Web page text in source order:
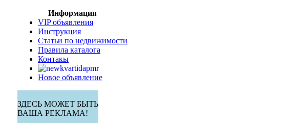
Информация
VIP объявления
Инструкция
Статьи по недвижимости
Правила каталога
Контакы
Новое объявление
ЗДЕСЬ МОЖЕТ БЫТЬ
ВАША РЕКЛАМА!